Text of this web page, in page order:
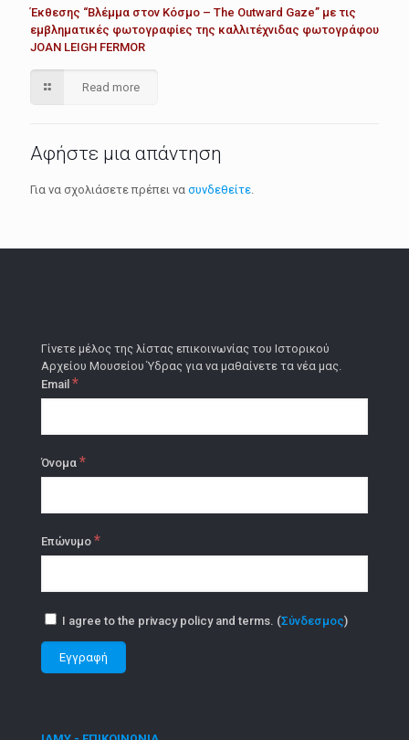
Έκθεσης “Βλέμμα στον Κόσμο – The Outward Gaze” με τις
εμβληματικές φωτογραφίες της καλλιτέχνιδας φωτογράφου
JOAN LEIGH FERMOR
Read more
Αφήστε μια απάντηση
Για να σχολιάσετε πρέπει να συνδεθείτε.
Γίνετε μέλος της λίστας επικοινωνίας του Ιστορικού
Αρχείου Μουσείου Ύδρας για να μαθαίνετε τα νέα μας.
Email *
Όνομα *
Επώνυμο *
I agree to the privacy policy and terms. (Σύνδεσμος)